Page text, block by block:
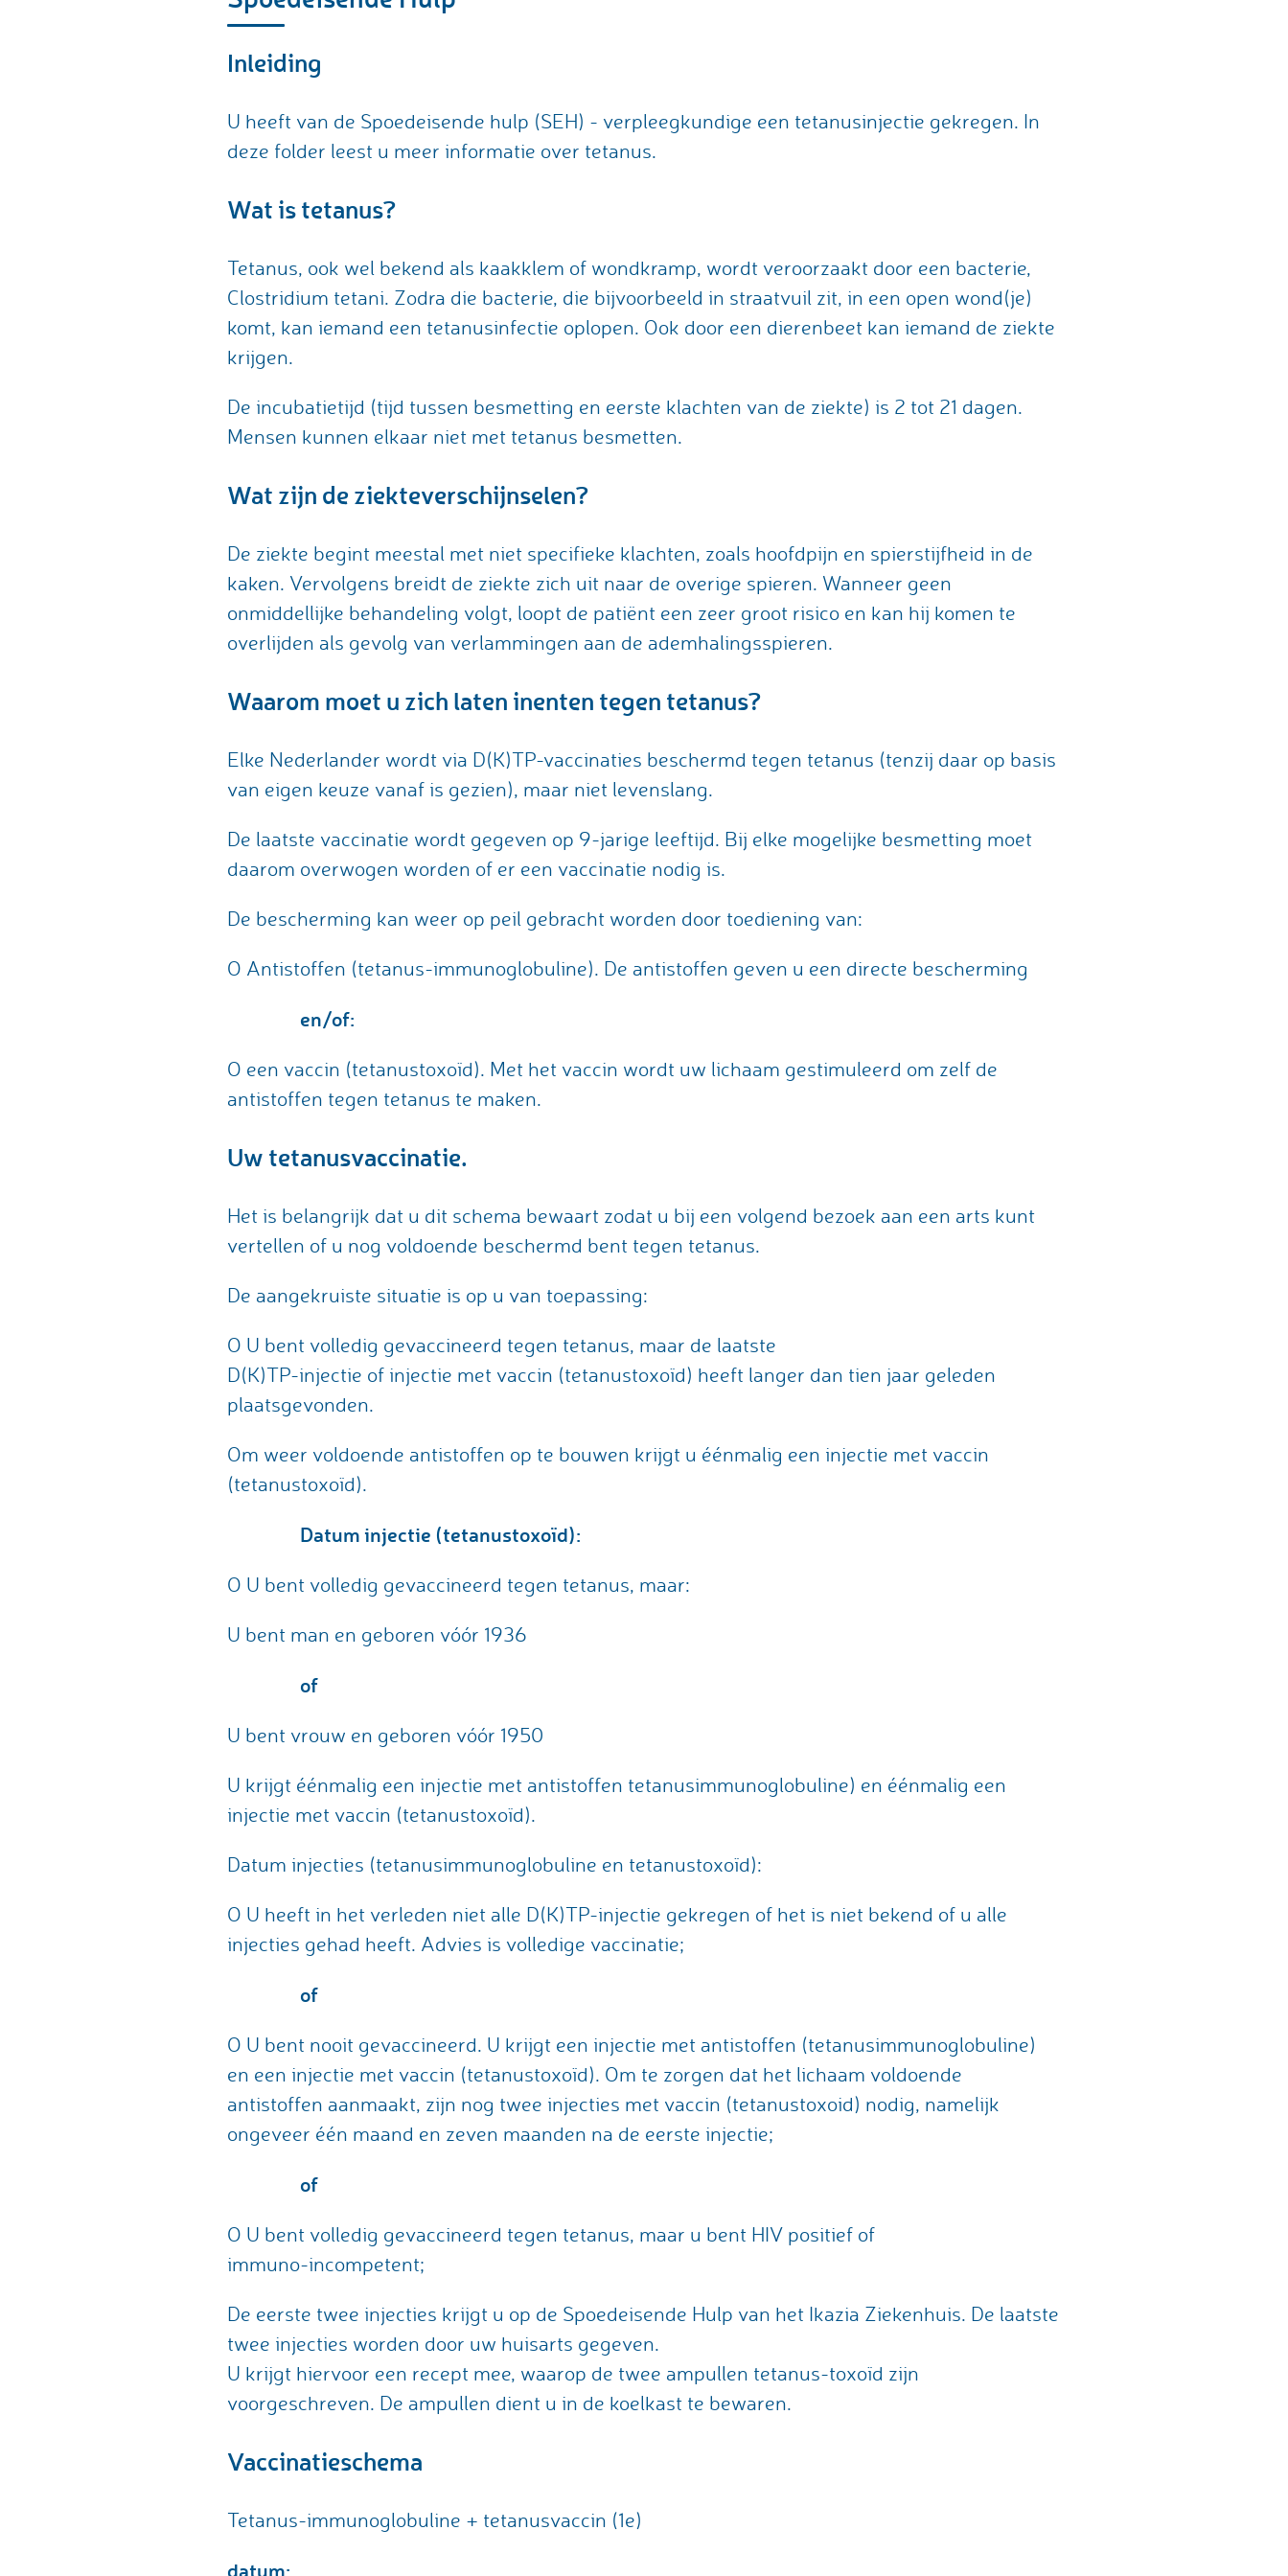
Inleiding
U heeft van de Spoedeisende hulp (SEH) - verpleegkundige een tetanusinjectie gekregen. In
deze folder leest u meer informatie over tetanus.
Wat is tetanus?
Tetanus, ook wel bekend als kaakklem of wondkramp, wordt veroorzaakt door een bacterie,
Clostridium tetani. Zodra die bacterie, die bijvoorbeeld in straatvuil zit, in een open wond(je)
komt, kan iemand een tetanusinfectie oplopen. Ook door een dierenbeet kan iemand de ziekte
krijgen.
De incubatietijd (tijd tussen besmetting en eerste klachten van de ziekte) is 2 tot 21 dagen.
Mensen kunnen elkaar niet met tetanus besmetten.
Wat zijn de ziekteverschijnselen?
De ziekte begint meestal met niet specifieke klachten, zoals hoofdpijn en spierstijfheid in de
kaken. Vervolgens breidt de ziekte zich uit naar de overige spieren. Wanneer geen
onmiddellijke behandeling volgt, loopt de patiënt een zeer groot risico en kan hij komen te
overlijden als gevolg van verlammingen aan de ademhalingsspieren.
Waarom moet u zich laten inenten tegen tetanus?
Elke Nederlander wordt via D(K)TP-vaccinaties beschermd tegen tetanus (tenzij daar op basis
van eigen keuze vanaf is gezien), maar niet levenslang.
De laatste vaccinatie wordt gegeven op 9-jarige leeftijd. Bij elke mogelijke besmetting moet
daarom overwogen worden of er een vaccinatie nodig is.
De bescherming kan weer op peil gebracht worden door toediening van:
O Antistoffen (tetanus-immunoglobuline). De antistoffen geven u een directe bescherming
en/of:
O een vaccin (tetanustoxoïd). Met het vaccin wordt uw lichaam gestimuleerd om zelf de
antistoffen tegen tetanus te maken.
Uw tetanusvaccinatie.
Het is belangrijk dat u dit schema bewaart zodat u bij een volgend bezoek aan een arts kunt
vertellen of u nog voldoende beschermd bent tegen tetanus.
De aangekruiste situatie is op u van toepassing:
O U bent volledig gevaccineerd tegen tetanus, maar de laatste
D(K)TP-injectie of injectie met vaccin (tetanustoxoïd) heeft langer dan tien jaar geleden
plaatsgevonden.
Om weer voldoende antistoffen op te bouwen krijgt u éénmalig een injectie met vaccin
(tetanustoxoïd).
Datum injectie (tetanustoxoïd):
O U bent volledig gevaccineerd tegen tetanus, maar:
U bent man en geboren vóór 1936
of
U bent vrouw en geboren vóór 1950
U krijgt éénmalig een injectie met antistoffen tetanusimmunoglobuline) en éénmalig een
injectie met vaccin (tetanustoxoïd).
Datum injecties (tetanusimmunoglobuline en tetanustoxoïd):
O U heeft in het verleden niet alle D(K)TP-injectie gekregen of het is niet bekend of u alle
injecties gehad heeft. Advies is volledige vaccinatie;
of
O U bent nooit gevaccineerd. U krijgt een injectie met antistoffen (tetanusimmunoglobuline)
en een injectie met vaccin (tetanustoxoïd). Om te zorgen dat het lichaam voldoende
antistoffen aanmaakt, zijn nog twee injecties met vaccin (tetanustoxoid) nodig, namelijk
ongeveer één maand en zeven maanden na de eerste injectie;
of
O U bent volledig gevaccineerd tegen tetanus, maar u bent HIV positief of
immuno-incompetent;
De eerste twee injecties krijgt u op de Spoedeisende Hulp van het Ikazia Ziekenhuis. De laatste
twee injecties worden door uw huisarts gegeven.
U krijgt hiervoor een recept mee, waarop de twee ampullen tetanus-toxoïd zijn
voorgeschreven. De ampullen dient u in de koelkast te bewaren.
Vaccinatieschema
Tetanus-immunoglobuline + tetanusvaccin (1e)
datum: